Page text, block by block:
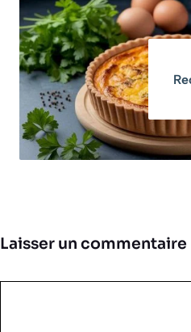
Laisser un commentaire